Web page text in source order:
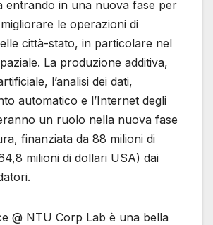
entrando in una nuova fase per
le operazioni di
città-stato, in particolare nel
La produzione additiva,
l’analisi dei dati,
automatico e l’Internet degli
un ruolo nella nuova fase
finanziata da 88 milioni di
milioni di dollari USA) dai
@ NTU Corp Lab è una bella